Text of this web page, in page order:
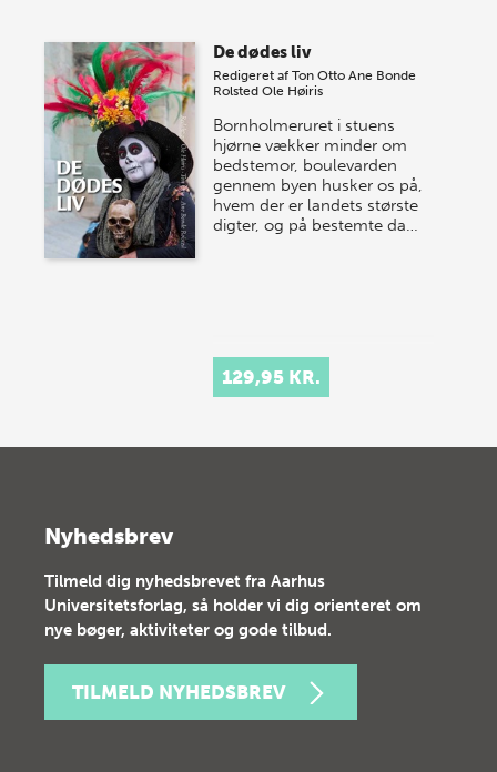
De dødes liv
Redigeret afTon Otto Ane Bonde
Rolsted Ole Høiris
Bornholmeruret i stuens
hjørne vækker minder om
bedstemor, boulevarden
gennem byen husker os på,
hvem der er landets største
digter, og på bestemte da…
129,95 KR.
Nyhedsbrev
Tilmeld dig nyhedsbrevet fra Aarhus
Universitetsforlag, så holder vi dig orienteret om
nye bøger, aktiviteter og gode tilbud.
TILMELD NYHEDSBREV